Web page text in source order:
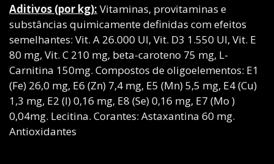
Aditivos (por kg): Vitaminas, provitaminas e
substâncias quimicamente definidas com efeitos
semelhantes: Vit. A 26.000 UI, Vit. D3 1.550 UI, Vit. E
80 mg, Vit. C 210 mg, beta-caroteno 75 mg, L-
Carnitina 150mg. Compostos de oligoelementos: E1
(Fe) 26,0 mg, E6 (Zn) 7,4 mg, E5 (Mn) 5,5 mg, E4 (Cu)
1,3 mg, E2 (I) 0,16 mg, E8 (Se) 0,16 mg, E7 (Mo )
0,04mg. Lecitina. Corantes: Astaxantina 60 mg.
Antioxidantes